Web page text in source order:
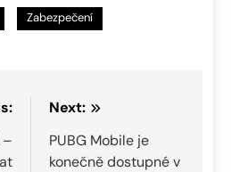
Zabezpečení
–
Next:
PUBG Mobile je
konečně dostupné v